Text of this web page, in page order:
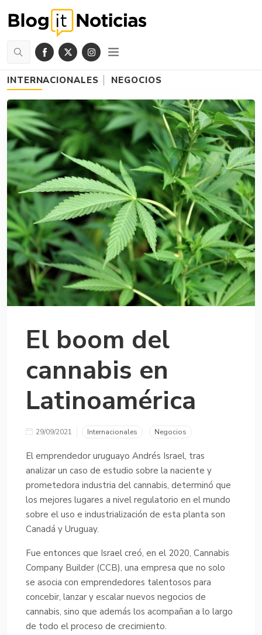
INTERNACIONALES NEGOCIOS
El boom del
cannabis en
Latinoamérica
29/09/2021 Internacionales Negocios
El emprendedor uruguayo Andrés Israel, tras
analizar un caso de estudio sobre la naciente y
prometedora industria del cannabis, determinó que
los mejores lugares a nivel regulatorio en el mundo
sobre el uso e industrialización de esta planta son
Canadá y Uruguay.
Fue entonces que Israel creó, en el 2020, Cannabis
Company Builder (CCB), una empresa que no solo
se asocia con emprendedores talentosos para
concebir, lanzar y escalar nuevos negocios de
cannabis, sino que además los acompañan a lo largo
de todo el proceso de crecimiento.